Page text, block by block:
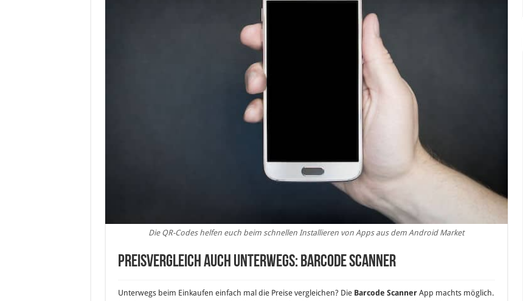
Die QR-Codes helfen euch beim schnellen Installieren von Apps aus dem Android Market
Preisvergleich auch Unterwegs: Barcode Scanner
Unterwegs beim Einkaufen einfach mal die Preise vergleichen? Die Barcode ScannerApp machts möglich.